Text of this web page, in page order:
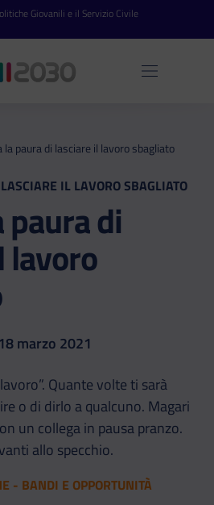
Giovanili e il Servizio Civile
Apri
la paura di lasciare il lavoro sbagliato
IL LAVORO SBAGLIATO
paura di
lavoro
18 marzo 2021
Quante volte ti sarà
o di dirlo a qualcuno. Magari
un collega in pausa pranzo.
allo specchio.
- BANDI E OPPORTUNITÀ